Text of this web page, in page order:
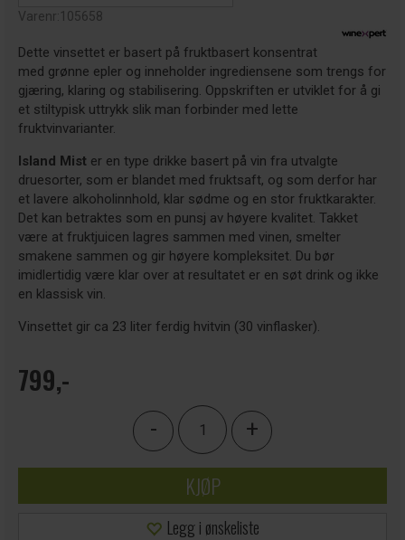
Varenr:105658
Dette vinsettet er basert på fruktbasert konsentrat
med grønne epler og inneholder ingrediensene som trengs for
gjæring, klaring og stabilisering. Oppskriften er utviklet for å gi
et stiltypisk uttrykk slik man forbinder med lette
fruktvinvarianter.
Island Mist er en type drikke basert på vin fra utvalgte
druesorter, som er blandet med fruktsaft, og som derfor har
et lavere alkoholinnhold, klar sødme og en stor fruktkarakter.
Det kan betraktes som en punsj av høyere kvalitet. Takket
være at fruktjuicen lagres sammen med vinen, smelter
smakene sammen og gir høyere kompleksitet. Du bør
imidlertidig være klar over at resultatet er en søt drink og ikke
en klassisk vin.
Vinsettet gir ca 23 liter ferdig hvitvin (30 vinflasker).
799,-
- +
KJØP
Legg i ønskeliste